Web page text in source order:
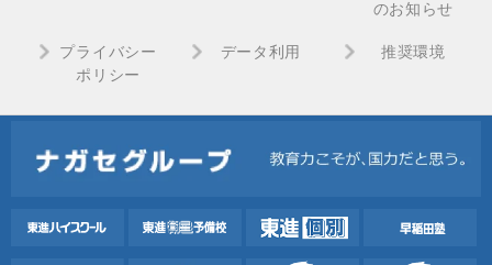
のお知らせ
プライバシー
ポリシー
データ利用 推奨環境